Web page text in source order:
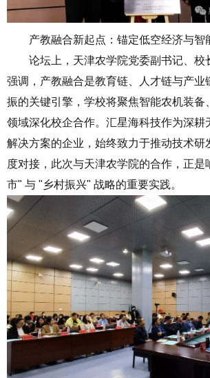
产教融合新起点：锚定低空经济与智
论坛上，天津农学院党委副书记、校
强调，产教融合是教育链、人才链与产业
振的关键引擎，学校将聚焦智能农机装备
领域深化校企合作。汇星海科技作为深耕
解决方案的企业，始终致力于推动技术研
度对接，此次与天津农学院的合作，正是
市" 与 "乡村振兴" 战略的重要实践。